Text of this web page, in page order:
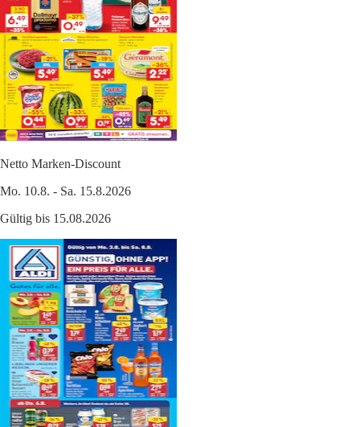
Netto Marken-Discount
Mo. 10.8. - Sa. 15.8.2026
Gültig bis 15.08.2026